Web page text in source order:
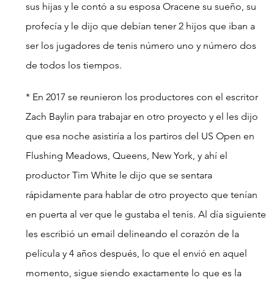
sus hijas y le contó a su esposa Oracene su sueño, su
profecía y le dijo que debían tener 2 hijos que iban a
ser los jugadores de tenis número uno y número dos
de todos los tiempos.
* En 2017 se reunieron los productores con el escritor
Zach Baylin para trabajar en otro proyecto y el les dijo
que esa noche asistiría a los partiros del US Open en
Flushing Meadows, Queens, New York, y ahí el
productor Tim White le dijo que se sentara
rápidamente para hablar de otro proyecto que tenían
en puerta al ver que le gustaba el tenis. Al día siguiente
les escribió un email delineando el corazón de la
película y 4 años después, lo que el envió en aquel
momento, sigue siendo exactamente lo que es la